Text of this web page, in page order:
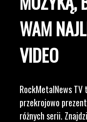
WAM
VIDEO
RockMetalNews
przekrojowo
różnych serii.